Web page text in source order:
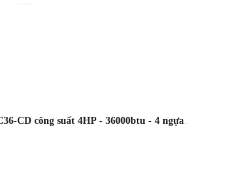
CD công suất 4HP - 36000btu - 4 ngựa